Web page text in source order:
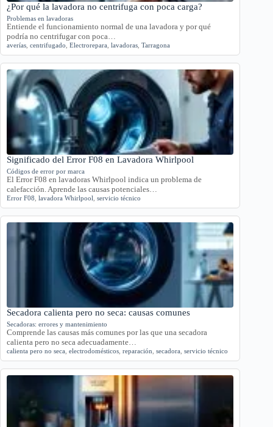
¿Por qué la lavadora no centrifuga con poca carga?
Problemas en lavadoras
Entiende el funcionamiento normal de una lavadora y por qué
podría no centrifugar con poca…
averías centrifugado Electrorepara lavadoras Tarragona
Significado del Error F08 en Lavadora Whirlpool
Códigos de error por marca
El Error F08 en lavadoras Whirlpool indica un problema de
calefacción. Aprende las causas potenciales…
Error F08 lavadora Whirlpool servicio técnico
Secadora calienta pero no seca: causas comunes
Secadoras: errores y mantenimiento
Comprende las causas más comunes por las que una secadora
calienta pero no seca adecuadamente…
calienta pero no seca electrodomésticos reparación secadora servicio técnico